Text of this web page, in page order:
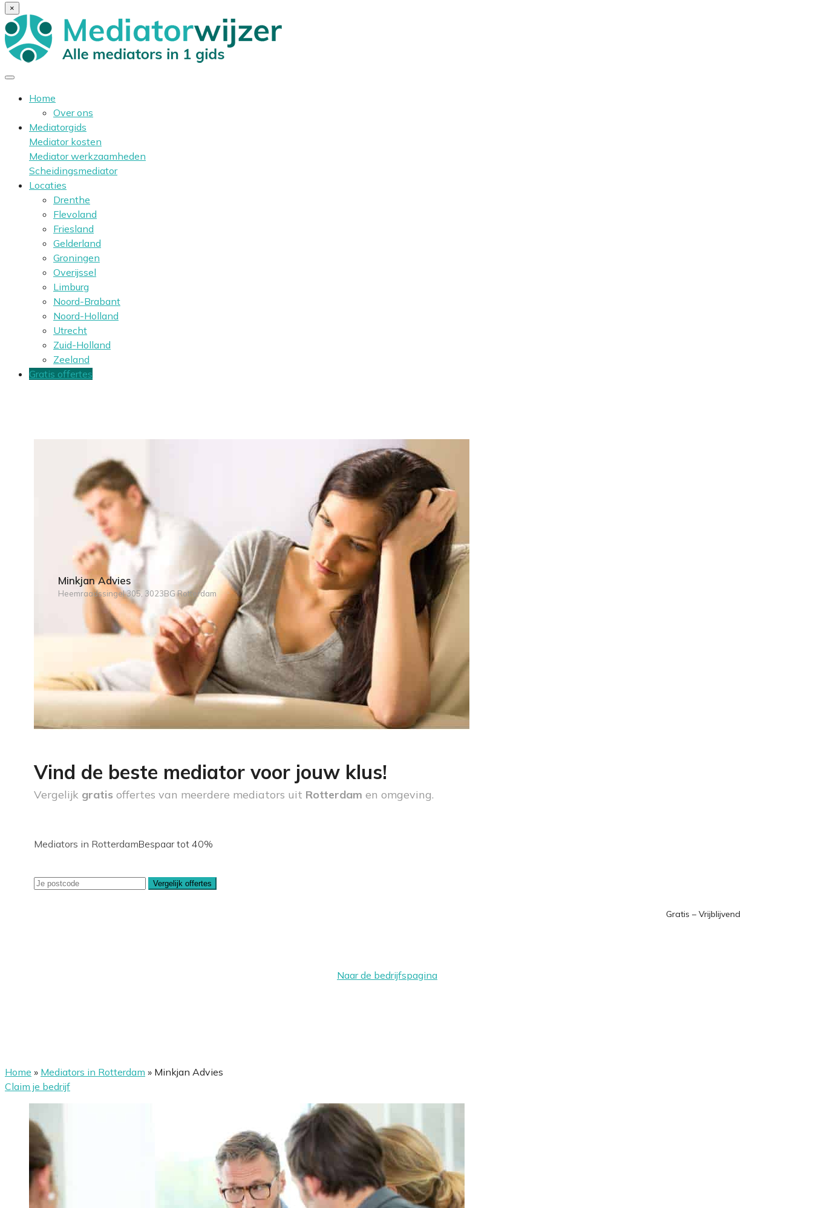
×
Home
Over ons
Mediatorgids
Mediator kosten
Mediator werkzaamheden
Scheidingsmediator
Locaties
Drenthe
Flevoland
Friesland
Gelderland
Groningen
Overijssel
Limburg
Noord-Brabant
Noord-Holland
Utrecht
Zuid-Holland
Zeeland
Gratis offertes
Minkjan Advies
Heemraadssingel 305, 3023BG Rotterdam
Vind de beste mediator voor jouw klus!
Vergelijk gratis offertes van meerdere mediators uit Rotterdam en omgeving.
Mediators in RotterdamBespaar tot 40%
Vergelijk offertes
Gratis – Vrijblijvend
Naar de bedrijfspagina
Home » Mediators in Rotterdam » Minkjan Advies
Claim je bedrijf